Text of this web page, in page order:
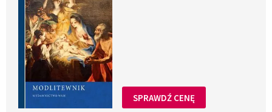
SPRAWDŹ CENĘ